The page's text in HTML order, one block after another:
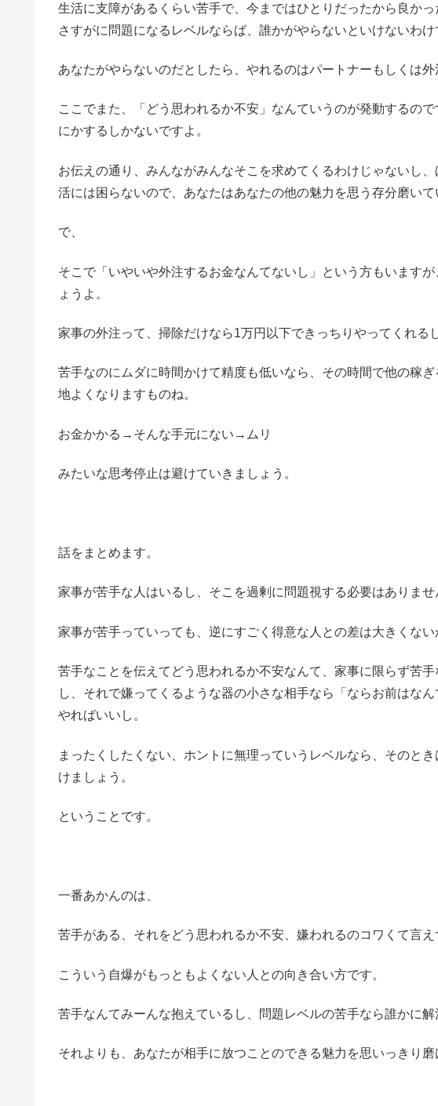
生活に支障があるくらい苦手で、今まではひとりだったから良か
さすがに問題になるレベルならば、誰かがやらないといけないわけ
あなたがやらないのだとしたら、やれるのはパートナーもしくは
ここでまた、「どう思われるか不安」なんていうのが発動するの
にかするしかないですよ。
お伝えの通り、みんながみんなそこを求めてくるわけじゃないし
活には困らないので、あなたはあなたの他の魅力を思う存分磨いて
で、
そこで「いやいや外注するお金なんてないし」という方もいます
ょうよ。
家事の外注って、掃除だけなら1万円以下できっちりやってくれる
苦手なのにムダに時間かけて精度も低いなら、その時間で他の稼
地よくなりますものね。
お金かかる→そんな手元にない→ムリ
みたいな思考停止は避けていきましょう。
話をまとめます。
家事が苦手な人はいるし、そこを過剰に問題視する必要はありませ
家事が苦手っていっても、逆にすごく得意な人との差は大きくな
苦手なことを伝えてどう思われるか不安なんて、家事に限らず苦
し、それで嫌ってくるような器の小さな相手なら「ならお前はな
やればいいし。
まったくしたくない、ホントに無理っていうレベルなら、そのと
けましょう。
ということです。
一番あかんのは、
苦手がある、それをどう思われるか不安、嫌われるのコワくて言え
こういう自爆がもっともよくない人との向き合い方です。
苦手なんてみーんな抱えているし、問題レベルの苦手なら誰かに解
それよりも、あなたが相手に放つことのできる魅力を思いっきり磨